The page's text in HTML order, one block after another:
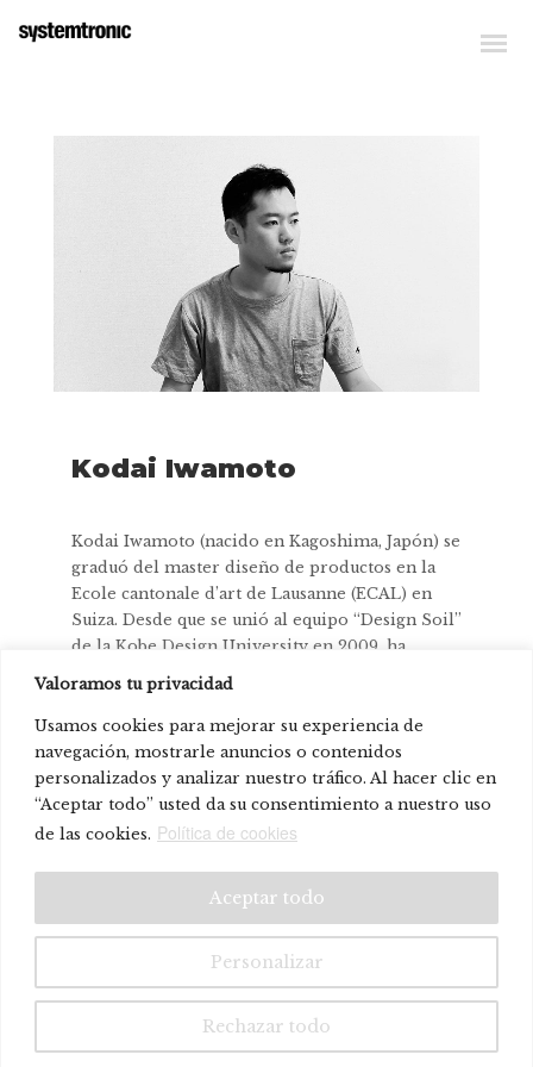
Valoramos tu privacidad
Usamos cookies para mejorar su experiencia de
navegación, mostrarle anuncios o contenidos
personalizados y analizar nuestro tráfico. Al hacer clic en
“Aceptar todo” usted da su consentimiento a nuestro uso
de las cookies. Política de cookies
Personalizar
Rechazar todo
Aceptar todo
Kodai Iwamoto
Kodai Iwamoto (nacido en Kagoshima, Japón) se
graduó del master diseño de productos en la
Ecole cantonale d’art de Lausanne (ECAL) en
Suiza. Desde que se unió al equipo “Design Soil”
de la Kobe Design University en 2009, ha
participado activamente en exposiciones
internacionales como Salone Milano en Italia y
Habitare en Finlandia.
Productos del diseñador:
_naname